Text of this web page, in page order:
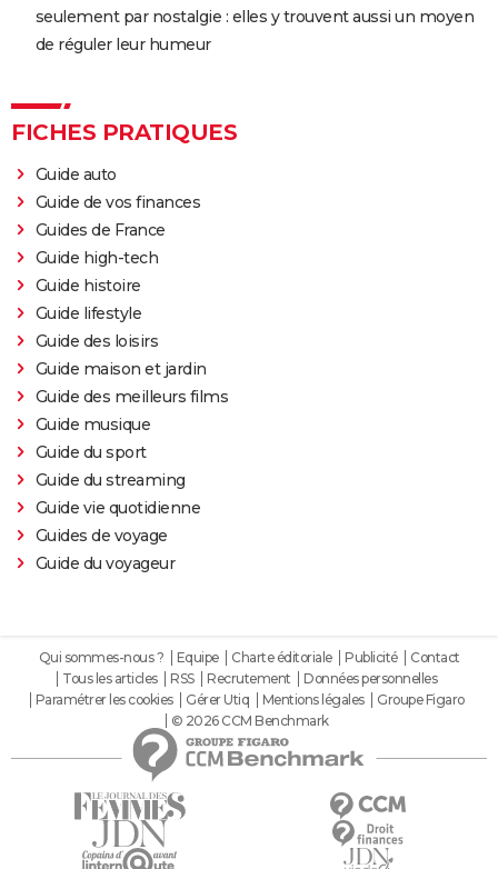
seulement par nostalgie : elles y trouvent aussi un moyen
de réguler leur humeur
FICHES PRATIQUES
Guide auto
Guide de vos finances
Guides de France
Guide high-tech
Guide histoire
Guide lifestyle
Guide des loisirs
Guide maison et jardin
Guide des meilleurs films
Guide musique
Guide du sport
Guide du streaming
Guide vie quotidienne
Guides de voyage
Guide du voyageur
Qui sommes-nous ? Equipe Charte éditoriale Publicité
Contact
Tous les articles
RSS Recrutement
Données personnelles
Paramétrer les cookies
Gérer Utiq Mentions légales
Groupe Figaro
© 2026 CCM Benchmark